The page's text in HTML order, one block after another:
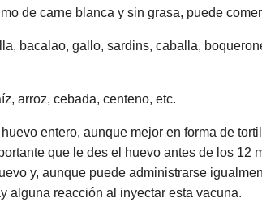
de carne blanca y sin grasa, puede
bacalao, gallo, sardins, caballa,
arroz, cebada, centeno, etc.
entero, aunque mejor en forma de
que le des el huevo antes de los 12
y, aunque puede administrarse
alguna reacción al inyectar esta vacuna.